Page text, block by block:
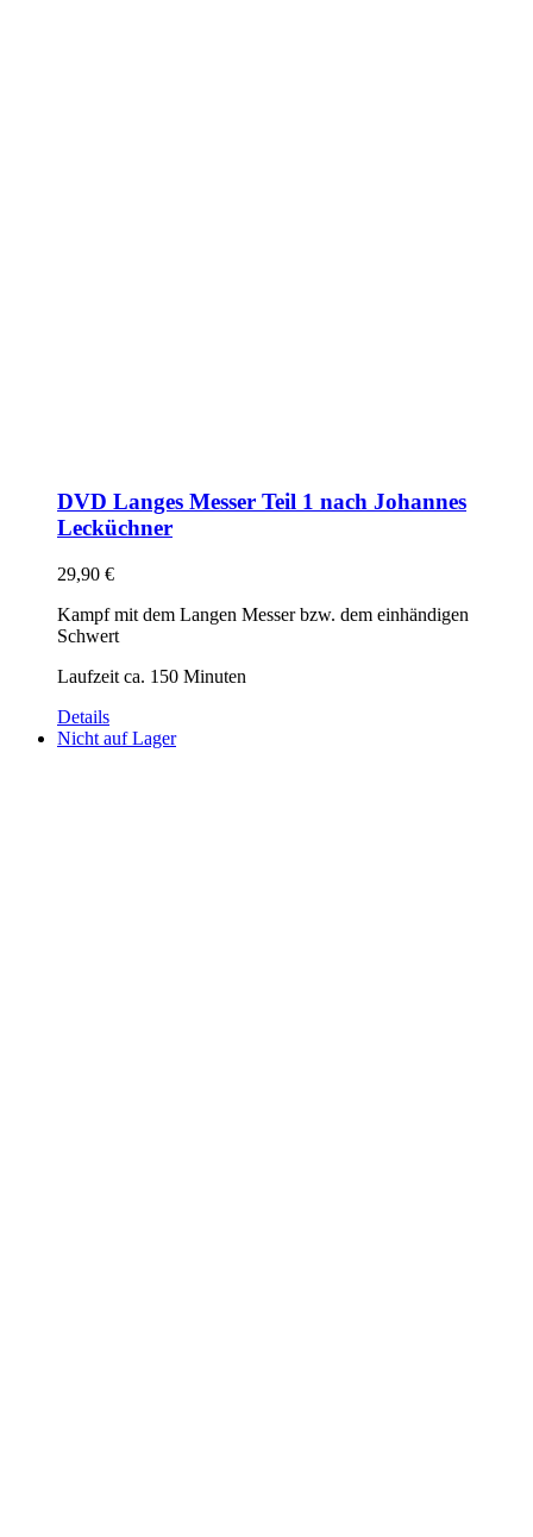
DVD Langes Messer Teil 1 nach Johannes
Lecküchner
29,90 €
Kampf mit dem Langen Messer bzw. dem einhändigen
Schwert
Laufzeit ca. 150 Minuten
Details
Nicht auf Lager